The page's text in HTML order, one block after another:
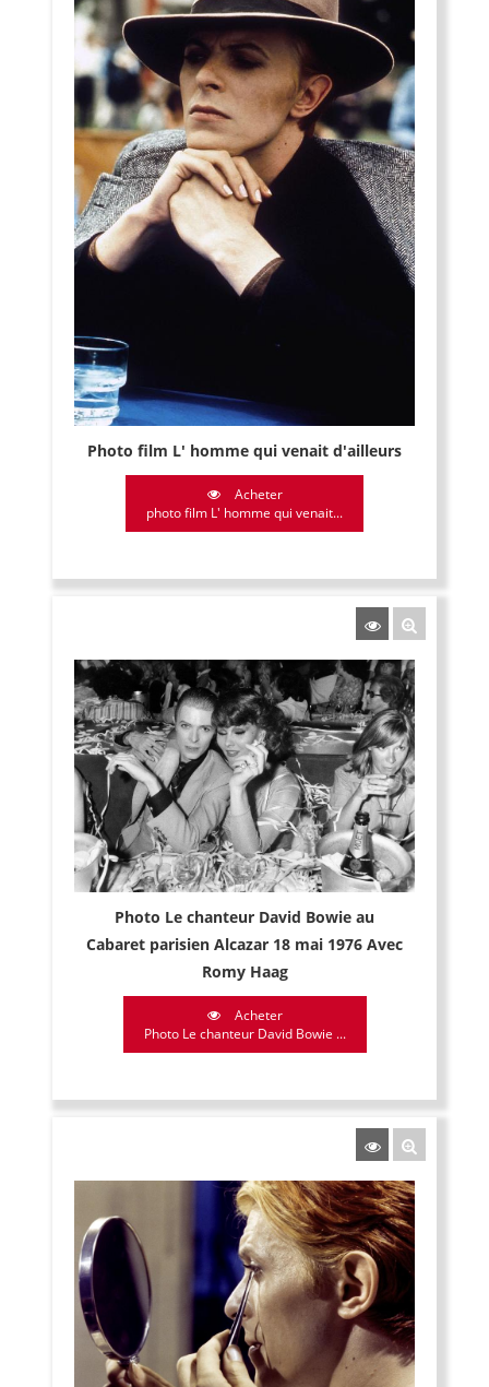
Photo film L' homme qui venait d'ailleurs
Acheter
photo film L' homme qui venait...
Photo Le chanteur David Bowie au
Cabaret parisien Alcazar 18 mai 1976 Avec
Romy Haag
Acheter
Photo Le chanteur David Bowie ...